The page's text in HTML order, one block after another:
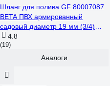
Шланг для полива GF 80007087
BETA ПВХ армированный
садовый диаметр 19 мм (3/4)
длина 50 м Б0059687
4.8
(19)
Аналоги